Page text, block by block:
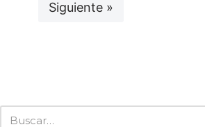
Siguiente »